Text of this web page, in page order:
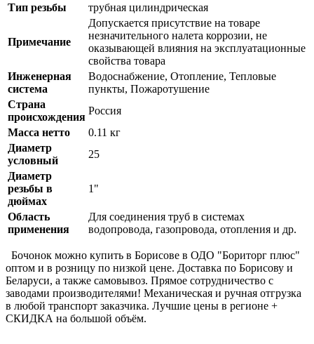
Тип резьбы
трубная цилиндрическая
Примечание
Допускается присутствие на товаре
незначительного налета коррозии, не
оказывающей влияния на эксплуатационные
свойства товара
Инженерная
система
Водоснабжение, Отопление, Тепловые
пункты, Пожаротушение
Страна
происхождения
Россия
Масса нетто
0.11 кг
Диаметр
условный
25
Диаметр
резьбы в
дюймах
1"
Область
применения
Для соединения труб в системах
водопровода, газопровода, отопления и др.
Бочонок можно купить в Борисове в ОДО "Бориторг плюс"
оптом и в розницу по низкой цене. Доставка по Борисову и
Беларуси, а также самовывоз. Прямое сотрудничество с
заводами производителями! Механическая и ручная отгрузка
в любой транспорт заказчика. Лучшие цены в регионе +
СКИДКА на большой объём.